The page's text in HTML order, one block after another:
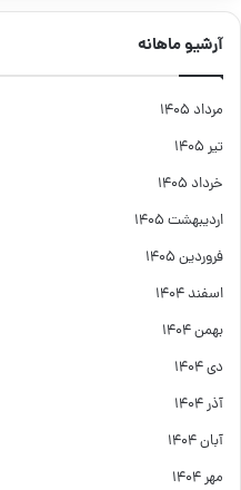
آرشیو ماهانه
مرداد ۱۴۰۵
تیر ۱۴۰۵
خرداد ۱۴۰۵
اردیبهشت ۱۴۰۵
فروردین ۱۴۰۵
اسفند ۱۴۰۴
بهمن ۱۴۰۴
دی ۱۴۰۴
آذر ۱۴۰۴
آبان ۱۴۰۴
مهر ۱۴۰۴